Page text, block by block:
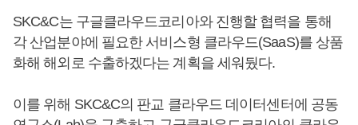
SKC&C는 구글클라우드코리아와 진행할 협력을 통해
각 산업분야에 필요한 서비스형 클라우드(SaaS)를 상품
화해 해외로 수출하겠다는 계획을 세워뒀다.
이를 위해 SKC&C의 판교 클라우드 데이터센터에 공동